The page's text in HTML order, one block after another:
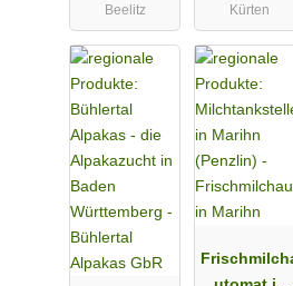
Beelitz
Kürten